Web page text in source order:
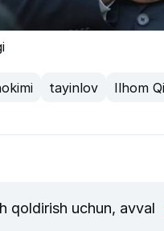
tayinlov Ilhom
qoldirish uchun, avval